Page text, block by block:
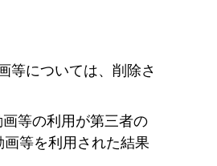
等については、削除さ
等の利用が第三者の
等を利用された結果